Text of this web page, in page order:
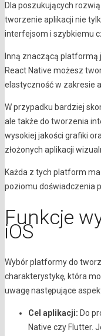
Dla poszukujących
tworzenie aplikacji nie
interfejsom i szybkiemu
Inną znaczącą platformą
React Native możesz
elastyczność w zakresie
W przypadku bardziej
ale także do tworzenia
wysokiej jakości grafiki
złożonych aplikacji
Każda z tych platform
poziomu doświadczenia
Funkcje
iOS
Wybór platformy do
charakterystykę, która
uwagę następujące
Cel aplikacji: Do
Native czy Flutter.